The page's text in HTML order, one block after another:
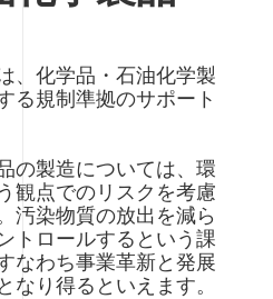
、化学品・石油化学製
る規制準拠のサポート
の製造については、環
観点でのリスクを考慮
汚染物質の放出を減ら
トロールするという課
なわち事業革新と発展
なり得るといえます。